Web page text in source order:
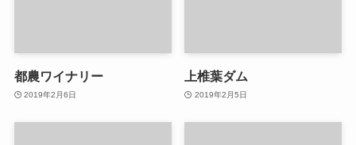
都農ワイナリー
2019年2月6日
上椎葉ダム
2019年2月5日